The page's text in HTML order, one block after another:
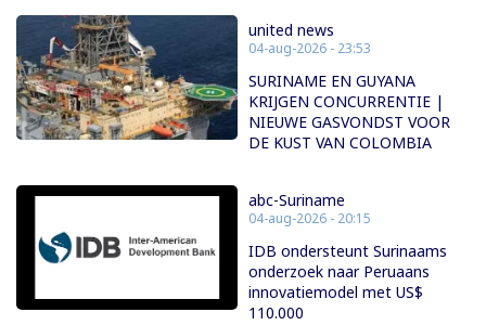
united news
04-aug-2026 - 23:53
SURINAME EN GUYANA
KRIJGEN CONCURRENTIE |
NIEUWE GASVONDST VOOR
DE KUST VAN COLOMBIA
abc-Suriname
04-aug-2026 - 20:15
IDB ondersteunt Surinaams
onderzoek naar Peruaans
innovatiemodel met US$
110.000